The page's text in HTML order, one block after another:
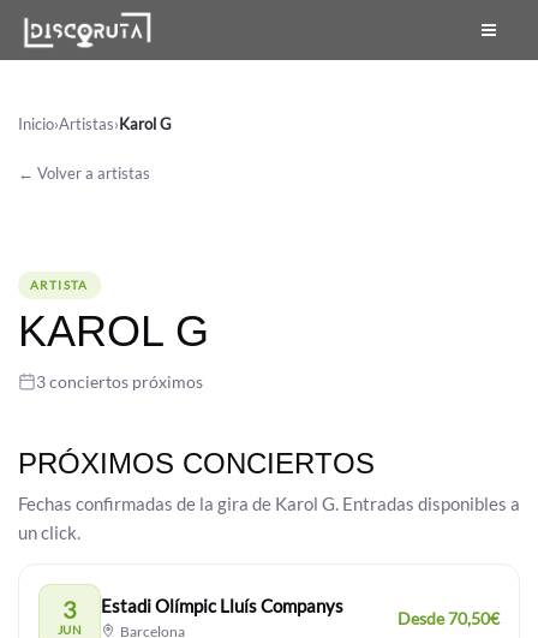
content
Inicio›Artistas›Karol G
← Volver a artistas
ARTISTA
KAROL G
3 conciertos próximos
PRÓXIMOS CONCIERTOS
Fechas confirmadas de la gira de Karol G. Entradas disponibles a
un click.
3
JUN
Estadi Olímpic Lluís Companys
Barcelona
Desde 70,50€